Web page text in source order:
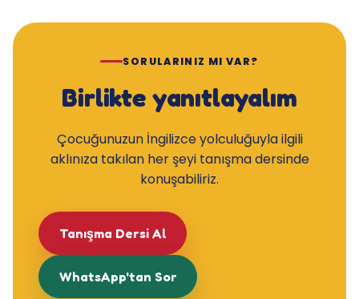
SORULARINIZ MI VAR?
Birlikte yanıtlayalım
Çocuğunuzun İngilizce yolculuğuyla ilgili
aklınıza takılan her şeyi tanışma dersinde
konuşabiliriz.
Tanışma Dersi Al
WhatsApp'tan Sor